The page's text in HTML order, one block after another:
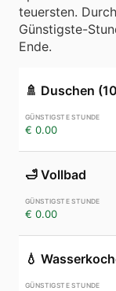
teuersten.
Günstigste-
Ende.
🚿 Duschen
€ 0.00
🛁 Vollbad
€ 0.00
💧